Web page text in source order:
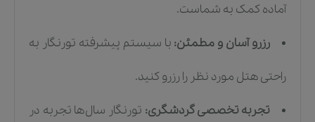
آماده کمک به شماست.
رزرو آسان و مطمئن: با سیستم پیشرفته تورنگار به
راحتی هتل مورد نظر را رزرو کنید.
تجربه تخصصی گردشگری: تورنگار سال‌ها تجربه در